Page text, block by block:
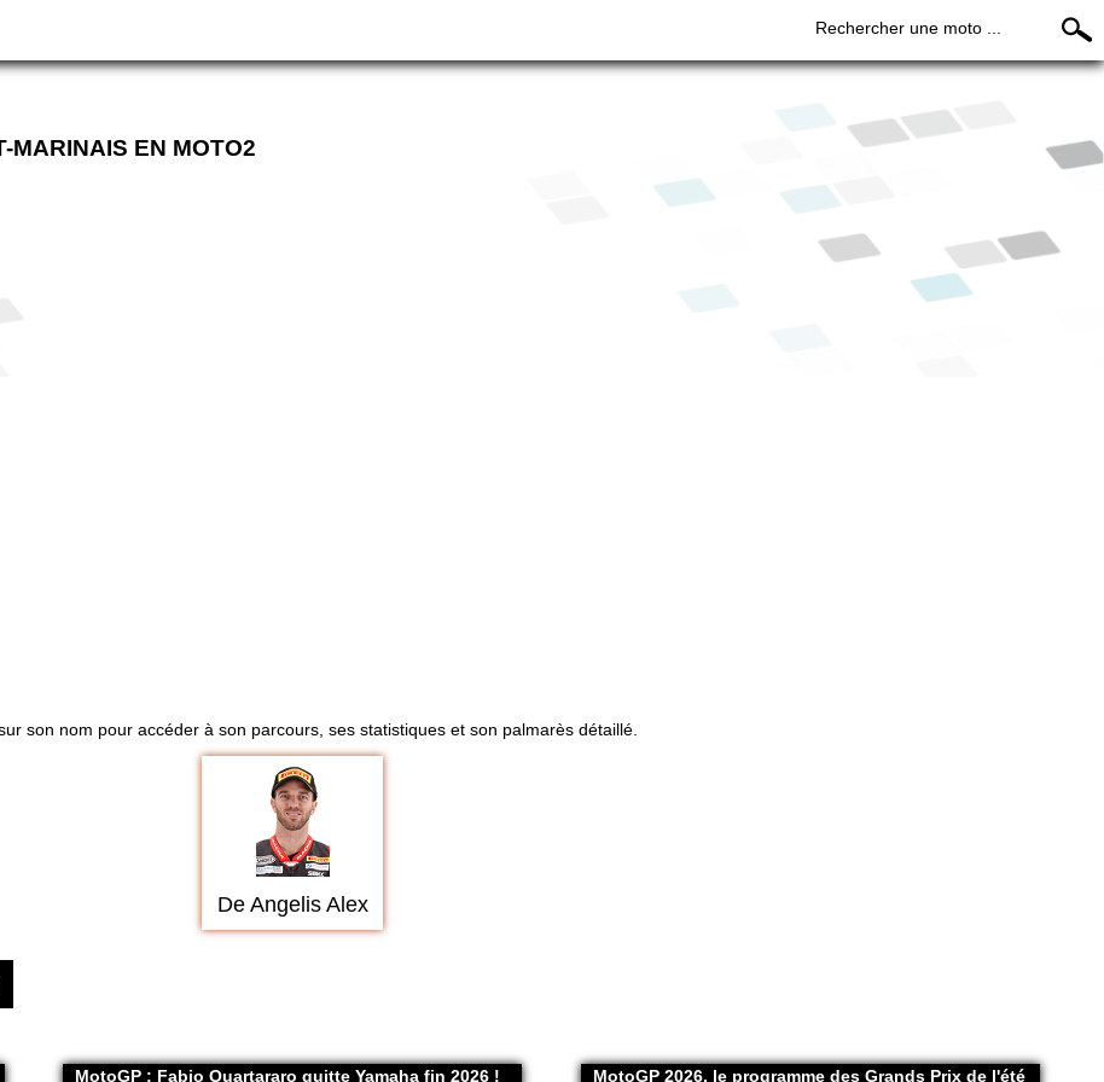
Rechercher une moto ...
MARINAIS EN MOTO2
son nom pour accéder à son parcours, ses statistiques et son palmarès détaillé.
De Angelis Alex
MotoGP : Fabio Quartararo quitte Yamaha fin 2026 ! MotoGP 2026, le programme des Grands Prix de l'été